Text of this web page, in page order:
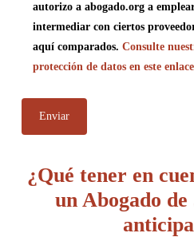
autorizo a abogado.org a
intermediar con ciertos
aquí comparados. Consulte
protección de datos en este enlace
¿Qué tener en
un Abogado